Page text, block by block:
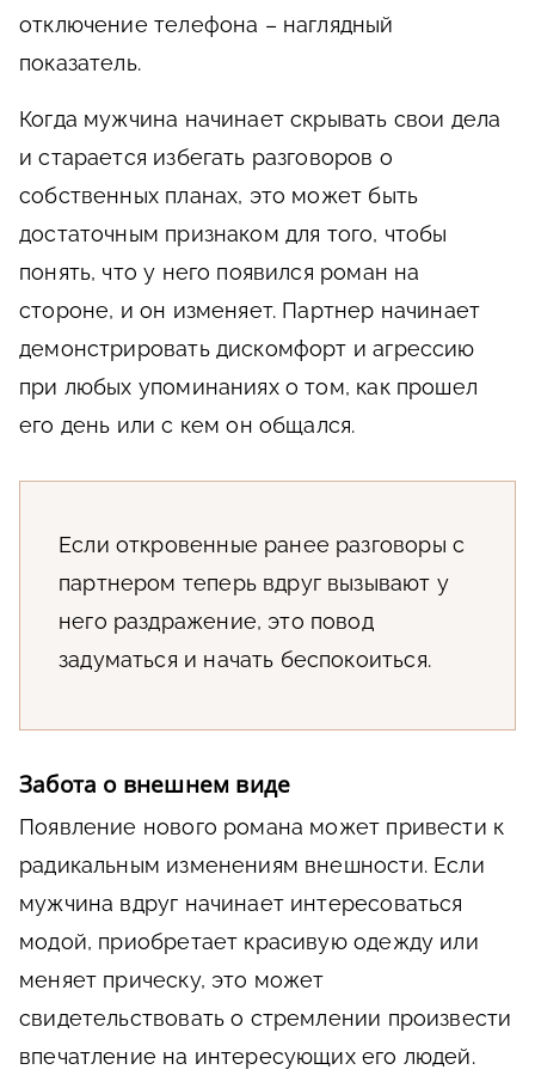
отключение телефона – наглядный
показатель.
Когда мужчина начинает скрывать свои дела
и старается избегать разговоров о
собственных планах, это может быть
достаточным признаком для того, чтобы
понять, что у него появился роман на
стороне, и он изменяет. Партнер начинает
демонстрировать дискомфорт и агрессию
при любых упоминаниях о том, как прошел
его день или с кем он общался.
Если откровенные ранее разговоры с
партнером теперь вдруг вызывают у
него раздражение, это повод
задуматься и начать беспокоиться.
Забота о внешнем виде
Появление нового романа может привести к
радикальным изменениям внешности. Если
мужчина вдруг начинает интересоваться
модой, приобретает красивую одежду или
меняет прическу, это может
свидетельствовать о стремлении произвести
впечатление на интересующих его людей.